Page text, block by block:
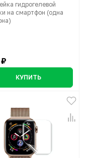
гидрогелевой
на смартфон (одна
КУПИТЬ